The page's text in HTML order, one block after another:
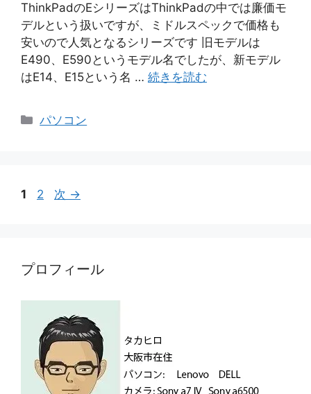
ThinkPadのEシリーズはThinkPadの中では廉価モ
デルという扱いですが、ミドルスペックで価格も
安いので人気となるシリーズです 旧モデルは
E490、E590というモデル名でしたが、新モデル
はE14、E15という名 … 続きを読む
カ
ー
パソコン
ペ
1
ペ
2 次 →
プロフィール